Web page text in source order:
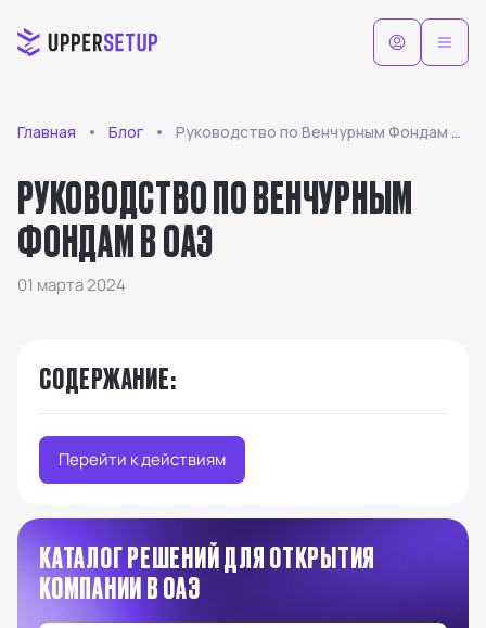
Главная Блог Руководство по Венчурным Фондам в ОАЭ
РУКОВОДСТВО ПО ВЕНЧУРНЫМ
ФОНДАМ В ОАЭ
01 марта 2024
СОДЕРЖАНИЕ:
Перейти к действиям
КАТАЛОГ РЕШЕНИЙ ДЛЯ ОТКРЫТИЯ
КОМПАНИИ В ОАЭ